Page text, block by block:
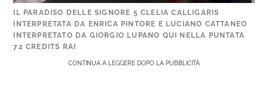
IL PARADISO DELLE SIGNORE 5 CLELIA CALLIGARIS
INTERPRETATA DA ENRICA PINTORE E LUCIANO CATTANEO
INTERPRETATO DA GIORGIO LUPANO QUI NELLA PUNTATA
72 CREDITS RAI
CONTINUA A LEGGERE DOPO LA PUBBLICITÀ